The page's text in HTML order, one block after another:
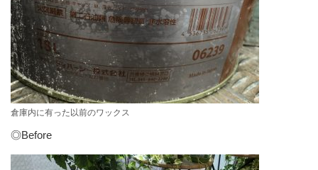
倉庫内に有った以前のワックス
◎Before